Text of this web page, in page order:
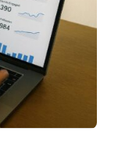
generations
digitala landskap.